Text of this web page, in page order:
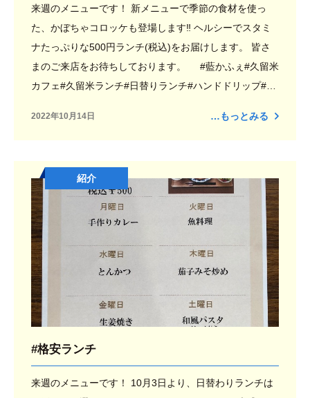
来週のメニューです！ 新メニューで季節の食材を使っ
た、かぼちゃコロッケも登場します‼︎ ヘルシーでスタミ
ナたっぷりな500円ランチ(税込)をお届けします。 皆さ
まのご来店をお待ちしております。 #藍かふぇ#久留米
カフェ#久留米ランチ#日替りランチ#ハンドドリップ#T
#華味鷄手羽元カレー#ナスキーマカレー#カレーライス#
コロナウイルス感染症対策#飛沫防止パーテンション#BC
P#HACCP導入#ノベルティ#福祉#久留米福祉#福岡福祉#
久留米医療#久留米就労支援#久留米就労継続支援#久留
米就労継続支援A型#就労継続支援A型#就労支援#有限会
社Taka.Co#Taka.Co#タカコーポレーション#幸せな地域
社会を創造する
2022年10月14日 …もっとみる
紹介
#格安ランチ
来週のメニューです！ 10月3日より、日替わりランチは